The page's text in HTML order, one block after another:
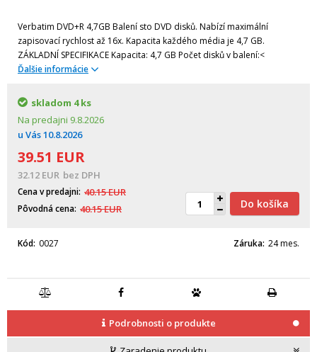
Verbatim DVD+R 4,7GB Balení sto DVD disků. Nabízí maximální
zapisovací rychlost až 16x. Kapacita každého média je 4,7 GB.
ZÁKLADNÍ SPECIFIKACE Kapacita: 4,7 GB Počet disků v balení:<
Ďalšie informácie
skladom 4 ks
Na predajni 9.8.2026
u Vás10.8.2026
39.51 EUR
32.12 EUR bez DPH
Cena v predajni 40.15EUR
Pôvodná cena 40.15EUR Do košíka
Kód 0027 Záruka 24 mes.
Podrobnosti o produkte